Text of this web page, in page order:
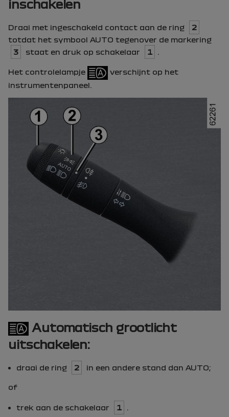
inschakelen
Draai met ingeschakeld contact aan de ring
2
totdat het symbool AUTO tegenover de markering
3
staat en druk op schakelaar 1 .
Het controlelampje
verschijnt op het
instrumentenpaneel.
Automatisch grootlicht
uitschakelen:
draai de ring 2 in een andere stand dan AUTO;
of
trek aan de schakelaar 1